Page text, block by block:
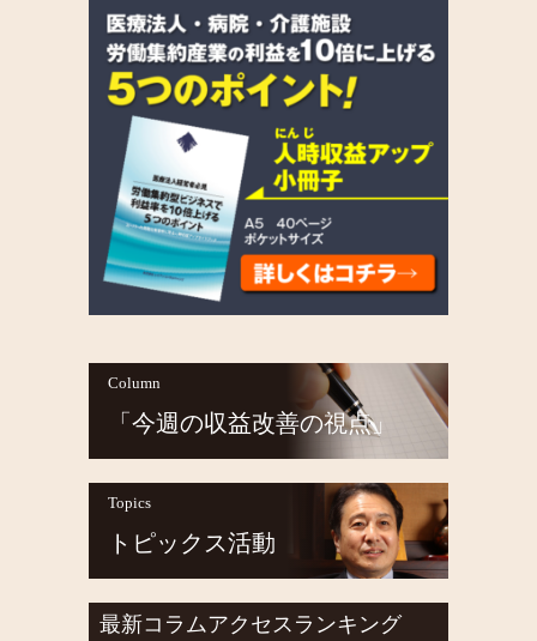
Column
「今週の収益改善の視点」
Topics
トピックス活動
最新コラムアクセスランキング